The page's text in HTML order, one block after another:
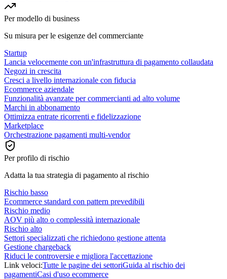
Per modello di business
Su misura per le esigenze del commerciante
Startup
Lancia velocemente con un'infrastruttura di pagamento collaudata
Negozi in crescita
Cresci a livello internazionale con fiducia
Ecommerce aziendale
Funzionalità avanzate per commercianti ad alto volume
Marchi in abbonamento
Ottimizza entrate ricorrenti e fidelizzazione
Marketplace
Orchestrazione pagamenti multi-vendor
Per profilo di rischio
Adatta la tua strategia di pagamento al rischio
Rischio basso
Ecommerce standard con pattern prevedibili
Rischio medio
AOV più alto o complessità internazionale
Rischio alto
Settori specializzati che richiedono gestione attenta
Gestione chargeback
Riduci le controversie e migliora l'accettazione
Link veloci:Tutte le pagine dei settoriGuida al rischio dei
pagamentiCasi d'uso ecommerce